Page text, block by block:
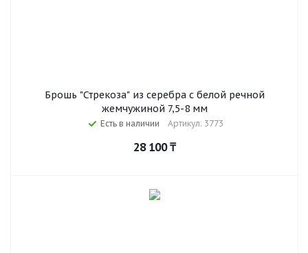
Брошь "Стрекоза" из серебра с белой речной
жемчужиной 7,5-8 мм
Есть в наличии Артикул: 3773
28 100₸